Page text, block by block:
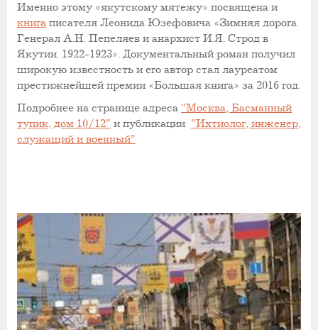
Именно этому «якутскому мятежу» посвящена и
книга писателя Леонида Юзефовича «Зимняя дорога.
Генерал А.Н. Пепеляев и анархист И.Я. Строд в
Якутии. 1922-1923». Документальный роман получил
широкую известность и его автор стал лауреатом
престижнейшей премии «Большая книга» за 2016 год.
Подробнее на странице адреса "Москва, Басманный
тупик, дом 10/12" и публикации "Ихтиолог, инженер,
служащий и военный"